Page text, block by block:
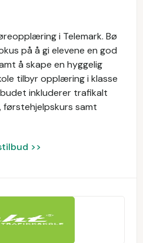
i Telemark. Bø
på å gi elevene en god
å skape en hyggelig
tilbyr opplæring i klasse
inkluderer trafikalt
førstehjelpskurs samt
>>